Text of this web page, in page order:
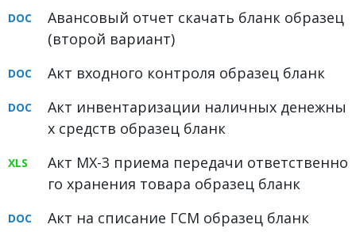
Авансовый отчет скачать бланк образец
(второй вариант)
Акт входного контроля образец бланк
Акт инвентаризации наличных денежны
х средств образец бланк
Акт МХ-3 приема передачи ответственно
го хранения товара образец бланк
Акт на списание ГСМ образец бланк
Уголовное право
ДОКУМЕНТЫ
ФОРУМ